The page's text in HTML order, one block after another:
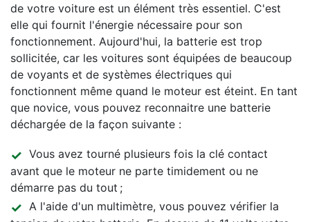
de votre voiture est un élément très essentiel. C'est
elle qui fournit l'énergie nécessaire pour son
fonctionnement. Aujourd'hui, la batterie est trop
sollicitée, car les voitures sont équipées de beaucoup
de voyants et de systèmes électriques qui
fonctionnent même quand le moteur est éteint. En tant
que novice, vous pouvez reconnaitre une batterie
déchargée de la façon suivante :
Vous avez tourné plusieurs fois la clé contact
avant que le moteur ne parte timidement ou ne
démarre pas du tout ;
A l'aide d'un multimètre, vous pouvez vérifier la